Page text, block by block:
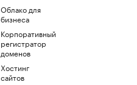
Облако для
бизнеса
Корпоративный
регистратор
доменов
Хостинг
сайтов